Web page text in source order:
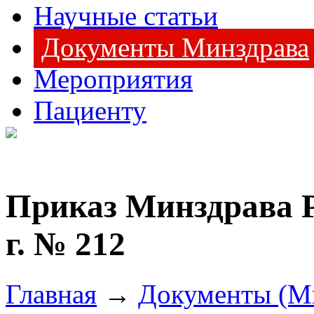
Научные статьи
Документы Минздрава
Мероприятия
Пациенту
Приказ Минздрава
г. № 212
Главная → Документы